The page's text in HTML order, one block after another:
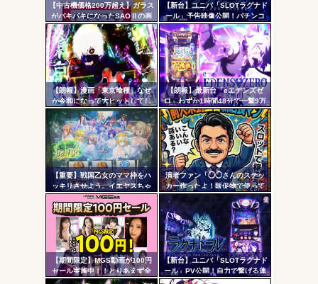
Powered by livedoor 相互RSS
【中古機価格200万超え】ガラス
がバキバキになったSAOⅡの画
像が話題に…
【新台】ユニバ「SLOTラグナド
ール」予告映像公開！パチンコ
版面白かったし期待だな！！！
【朗報】漫画「東京喰種」なぜ
か令和になって大ヒットしてし
まうｗｗｗ
【朗報】最新台「eエデンズゼ
ロ」わずか1時間48分で一撃9万
5000発コンプリートを達成して
しまうｗ 究極LT期待出玉2万発
超えの現行最強スペックは伊達
じゃないな…
【重要】戦国乙女のママ枠をハ
ッキリさせよう。イエヤスちゃ
んやヒデヨシちゃんはママなの
か。ノブ様はママではないのか
を
演者ファン「◯◯さんのステッ
カー作ったよ！販促物で使って
いいよ」ﾎｲ ジャンバリ「勝手
にグッズ作ってタレントに渡さ
ないで」
【期間限定】MGS動画が100円
セール実施中！！とりあえず全
部買うやろｗｗｗｗｗ
【新台】ユニバ「SLOTラグナド
ール」PV公開！自力で繋げる連
鎖の爽怪感！！！
- 固
定リ
ンク
自動
更新
ツー
ル